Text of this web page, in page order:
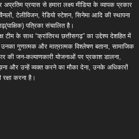
प्रयास से हमारा लक्ष्य मीडिया के व्यापक प्रकार
टेलीविजन, रेडियो स्टेशन, सिनेमा आदि की स्थापना
पत्रिका संचालित है।
टीम के साथ “क्रांतिरथ छत्तीसगढ़” का उद्देश्य देशहित में
गुणात्मक और मात्रात्मक विश्लेषण बताना, सामाजिक
की जन-कल्याणकारी योजनाओं पर प्रकाश डालना,
और उन्हें व्यक्त करने का मौका देना, उनके अधिकारों
करना है।